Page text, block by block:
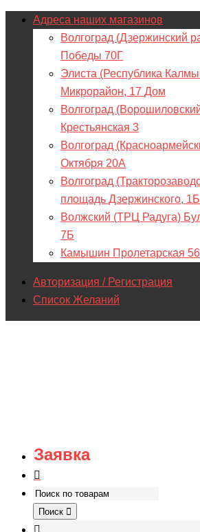
Адреса наших магазинов
Волгоград (Дзержинский
Победы 70Г
Элиста (Республика
Микрорайон, 17 Дом
Волгоград
Крестьянская 3
Волгоград
Октября 20А
Волгоград
площадь Дзержинского,
Волжский (ТРЦ Радуга)
7Б
Камышин Пролетарская 56
Авторизация / Регистрация
Список Желаний
Заявка
Поиск